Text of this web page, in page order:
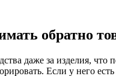
обратно
даже за изделия,
Если у него